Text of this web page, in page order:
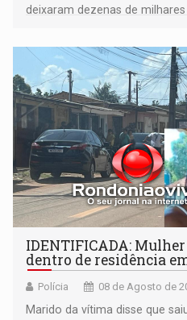
deixaram dezenas de
territoriais e sociais
IDENTIFICADA:
dentro de residência
Polícia 08 de Agosto de
Marido da vítima disse que